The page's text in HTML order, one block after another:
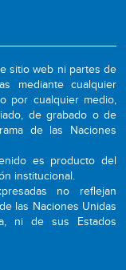
sitio web ni partes de
mediante cualquier
por cualquier medio,
de grabado o de
de las Naciones
es producto del
institucional.
no reflejan
las Naciones Unidas
ni de sus Estados